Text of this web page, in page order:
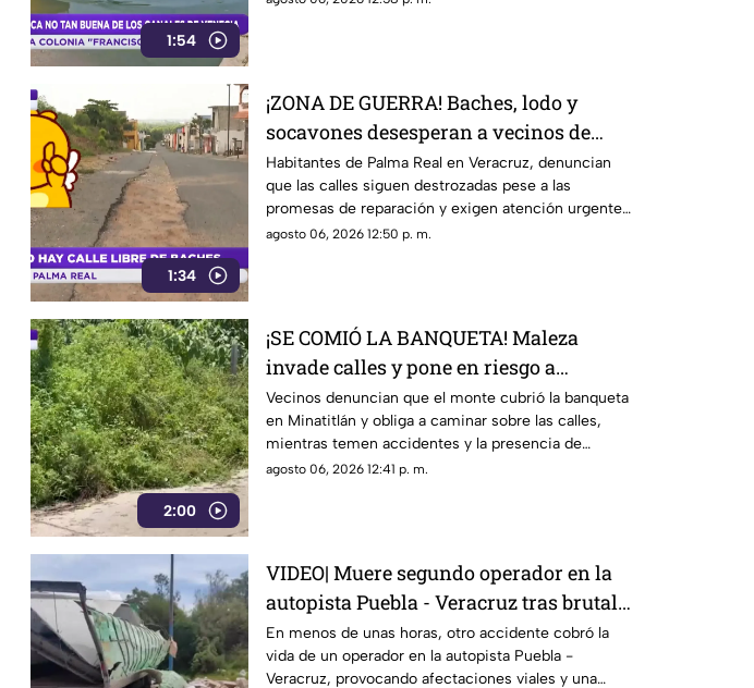
1:54
1:34
¡ZONA DE GUERRA! Baches, lodo y
socavones desesperan a vecinos de
Palma Real en Veracruz
Habitantes de Palma Real en Veracruz, denuncian
que las calles siguen destrozadas pese a las
promesas de reparación y exigen atención urgente
de autoridades.
agosto 06, 2026 12:50 p. m.
2:00
¡SE COMIÓ LA BANQUETA! Maleza
invade calles y pone en riesgo a
peatones en Minatitlán
Vecinos denuncian que el monte cubrió la banqueta
en Minatitlán y obliga a caminar sobre las calles,
mientras temen accidentes y la presencia de
animales.
agosto 06, 2026 12:41 p. m.
VIDEO| Muere segundo operador en la
autopista Puebla - Veracruz tras brutal
impacto
En menos de unas horas, otro accidente cobró la
vida de un operador en la autopista Puebla -
Veracruz, provocando afectaciones viales y una